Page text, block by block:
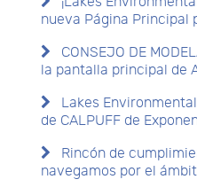
nueva Página Principal
CONSEJO DE
la pantalla principal de
Lakes
de CALPUFF de
Rincón de
navegamos por el